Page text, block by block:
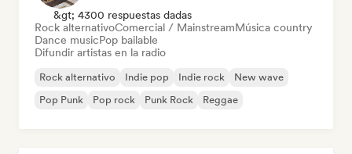
&gt; 4300 respuestas dadas
Rock alternativoComercial / MainstreamMúsica country
Dance musicPop bailable
Difundir artistas en la radio
Rock alternativo Indie pop Indie rock
New wave
Pop Punk
Pop rock Punk Rock Reggae